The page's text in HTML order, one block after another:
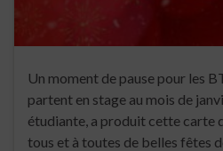
Un moment de pause pour les
partent en stage au mois de
étudiante, a produit cette carte
tous et à toutes de belles fêtes